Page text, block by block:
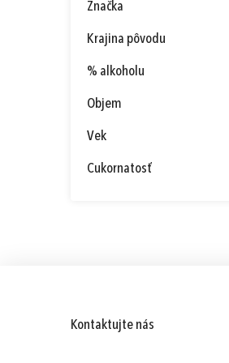
Značka
Krajina pôvodu
% alkoholu
Objem
Vek
Cukornatosť
Kontaktujte nás